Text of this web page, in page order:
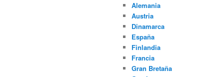
Alemania
Austria
Dinamarca
España
Finlandia
Francia
Gran Bretaña